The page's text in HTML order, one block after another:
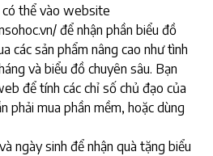
thể vào website
để nhận phần biểu đồ
các sản phẩm nâng cao như tình
và biểu đồ chuyên sâu. Bạn
để tính các chỉ số chủ đạo của
phải mua phần mềm, hoặc dùng
ngày sinh để nhận quà tặng biểu